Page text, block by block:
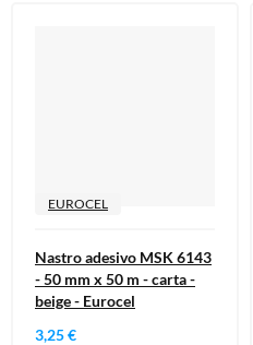
EUROCEL
Nastro adesivo MSK 6143
- 50 mm x 50 m - carta -
beige - Eurocel
3,25 €